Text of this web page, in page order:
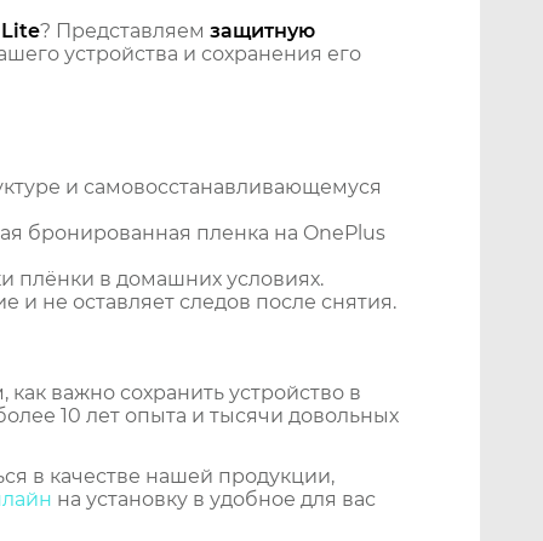
? Представляем защитную
устройства и сохранения его
и самовосстанавливающемуся
бронированная пленка на OnePlus
плёнки в домашних условиях.
и не оставляет следов после снятия.
важно сохранить устройство в
10 лет опыта и тысячи довольных
в качестве нашей продукции,
на установку в удобное для вас